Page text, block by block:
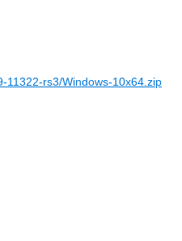
11322-rs3/Windows-10x64.zip